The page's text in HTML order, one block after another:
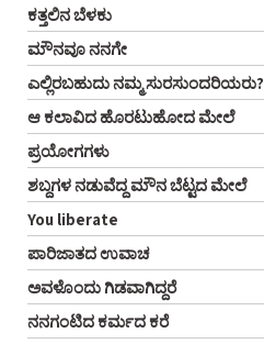
ಕತ್ತಲಿನ ಬೆಳಕು
ಮೌನವೂ ನನಗೇ
ಎಲ್ಲಿರಬಹುದು ನಮ್ಮ ಸುರಸುಂದರಿಯರು?
ಆ ಕಲಾವಿದ ಹೊರಟುಹೋದ ಮೇಲೆ
ಪ್ರಯೋಗಗಳು
ಶಬ್ದಗಳ ನಡುವೆದ್ದ ಮೌನ ಬೆಟ್ಟದ ಮೇಲೆ
You liberate
ಪಾರಿಜಾತದ ಉವಾಚ
ಅವಳೊಂದು ಗಿಡವಾಗಿದ್ದರೆ
ನನಗಂಟಿದ ಕರ್ಮದ ಕರೆ